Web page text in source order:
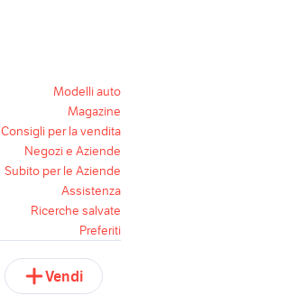
Modelli auto
Magazine
Consigli per la vendita
Negozi e Aziende
Subito per le Aziende
Assistenza
Ricerche salvate
Preferiti
Vendi